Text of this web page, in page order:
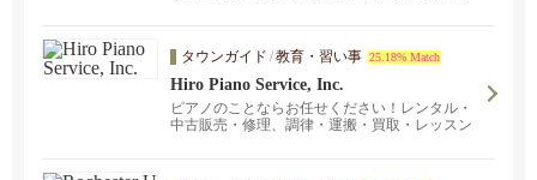
タウンガイド /教育・習い事 25.18% Match
Hiro Piano Service, Inc.
ピアノのことならお任せください！レンタル・
中古販売・修理、調律・運搬・買取・レッスン